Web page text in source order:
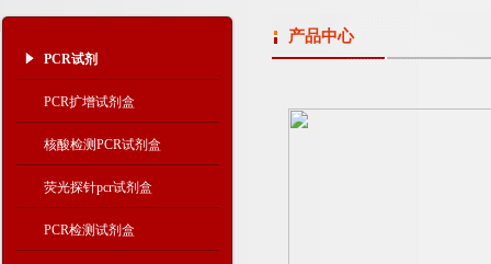
PCR试剂
PCR扩增试剂盒
核酸检测PCR试剂盒
荧光探针pcr试剂盒
PCR检测试剂盒
产品中心